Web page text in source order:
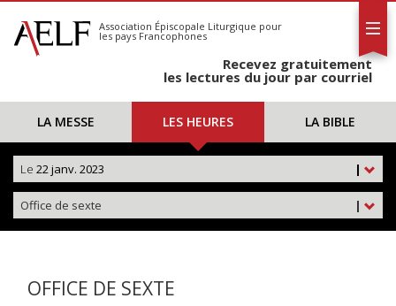
S'abonner
Calendrier
Association Épiscopale Liturgique pour
les pays Francophones
Recevez gratuitement
les lectures du jour par courriel
LA MESSE LES HEURES LA BIBLE
|
Le 22 janv. 2023
|
Office de sexte
OFFICE DE SEXTE